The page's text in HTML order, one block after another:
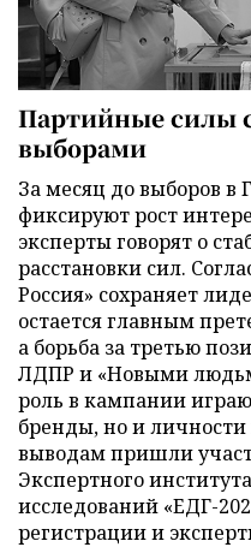
Партийные силы
выборами
За месяц до выборов в
фиксируют рост
эксперты говорят о
расстановки сил.
Россия» сохраняет
остается главным
а борьба за третью
ЛДПР и «Новыми
роль в кампании
бренды, но и
выводам пришли
Экспертного
исследований «ЕДГ-
регистрации и